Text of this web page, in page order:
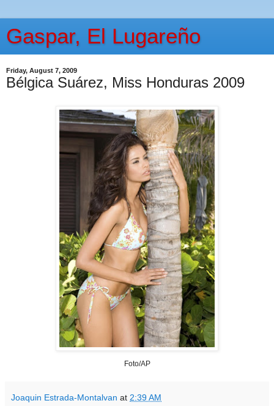
Gaspar, El Lugareño
Friday, August 7, 2009
Bélgica Suárez, Miss Honduras 2009
Foto/AP
Joaquin Estrada-Montalvan at 2:39 AM